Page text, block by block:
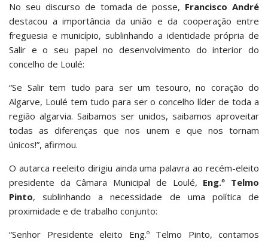
No seu discurso de tomada de posse, Francisco André
destacou a importância da união e da cooperação entre
freguesia e município, sublinhando a identidade própria de
Salir e o seu papel no desenvolvimento do interior do
concelho de Loulé:
“Se Salir tem tudo para ser um tesouro, no coração do
Algarve, Loulé tem tudo para ser o concelho líder de toda a
região algarvia. Saibamos ser unidos, saibamos aproveitar
todas as diferenças que nos unem e que nos tornam
únicos!”, afirmou.
O autarca reeleito dirigiu ainda uma palavra ao recém-eleito
presidente da Câmara Municipal de Loulé, Eng.º Telmo
Pinto, sublinhando a necessidade de uma política de
proximidade e de trabalho conjunto:
“Senhor Presidente eleito Eng.º Telmo Pinto, contamos